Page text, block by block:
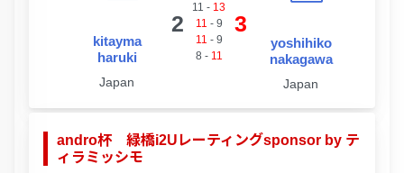
kitayma
haruki
Japan
2
11 - 13
11 - 9
11 - 9
8 - 11
3
yoshihiko
nakagawa
Japan
andro杯 緑橋i2Uレーティングsponsor by テ
ィラミッシモ